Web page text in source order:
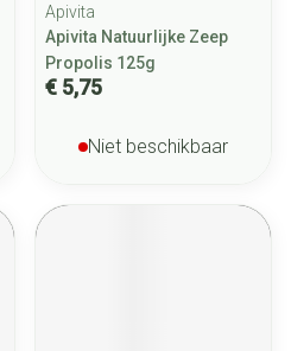
Apivita
Apivita Natuurlijke Zeep
Propolis 125g
€ 5,75
Niet beschikbaar